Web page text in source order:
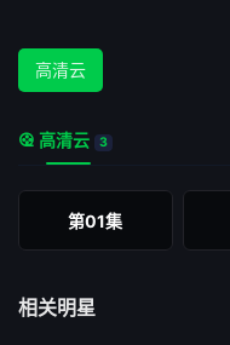
高清云
高清云 3
第01集
相关明星